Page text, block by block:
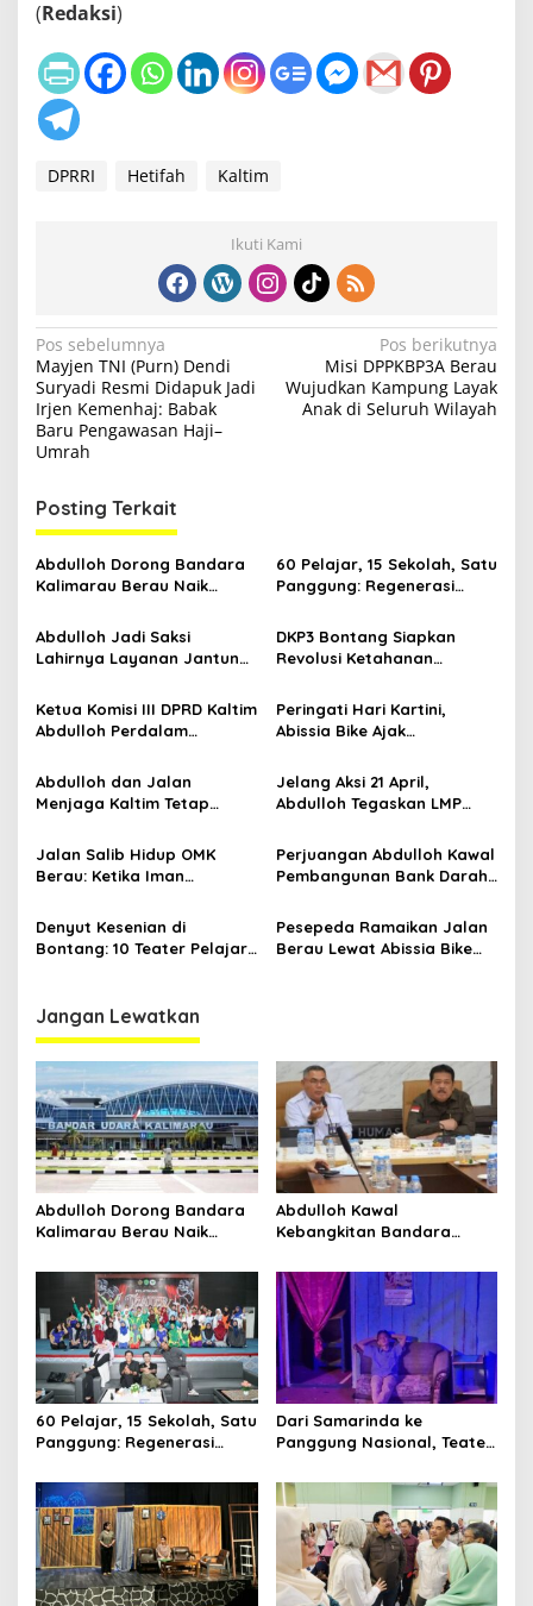
(Redaksi)
DPRRI Hetifah Kaltim
Ikuti Kami
N
a
v
i
a
s
i
o
Pos sebelumnya
Mayjen TNI (Purn) Dendi
Suryadi Resmi Didapuk Jadi
Irjen Kemenhaj: Babak
Baru Pengawasan Haji–
Umrah
Pos berikutnya
Misi DPPKBP3A Berau
Wujudkan Kampung Layak
Anak di Seluruh Wilayah
Posting Terkait
Abdulloh Dorong Bandara
Kalimarau Berau Naik
Internasional Kaltim
60 Pelajar, 15 Sekolah, Satu
Panggung: Regenerasi
Jalannya
Abdulloh Jadi Saksi
Lahirnya Layanan Jantung
Jawaban Kebutuhan
Rakyat
DKP3 Bontang Siapkan
Revolusi Ketahanan
Smartani Jadi Senjata
Ketua Komisi III DPRD Kaltim
Abdulloh Perdalam
Bangku Doktoral
Peringati Hari Kartini,
Abissia Bike Ajak
Sambil Berkebaya
Abdulloh dan Jalan
Menjaga Kaltim Tetap
Gelombang Aksi 21 April
Jelang Aksi 21 April,
Abdulloh Tegaskan LMP
Kondusifitas Bersama TNI-
Polri
Jalan Salib Hidup OMK
Berau: Ketika Iman
Panggung
Perjuangan Abdulloh Kawal
Pembangunan Bank Darah
Kesehatan Warga Utama
Denyut Kesenian di
Bontang: 10 Teater Pelajar
Pesepeda Ramaikan Jalan
Berau Lewat Abissia Bike
Jangan Lewatkan
Abdulloh Dorong Bandara
Kalimarau Berau Naik
Internasional Kaltim
Abdulloh Kawal
Kebangkitan Bandara
Dorong Keberlanjutan
Proyek Strategis
60 Pelajar, 15 Sekolah, Satu
Panggung: Regenerasi
Jalannya
Dari Samarinda ke
Panggung Nasional, Teater
Kalimantan ke FTRN ISI
Yogyakarta